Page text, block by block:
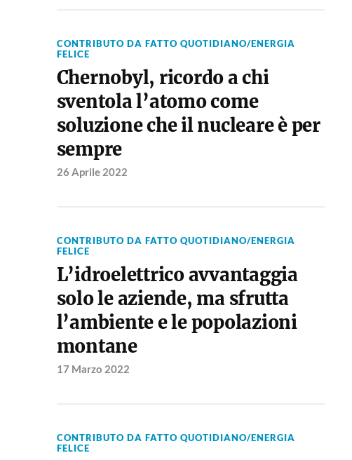
CONTRIBUTO DA FATTO QUOTIDIANO/ENERGIA
FELICE
Chernobyl, ricordo a chi
sventola l’atomo come
soluzione che il nucleare è per
sempre
26 Aprile 2022
CONTRIBUTO DA FATTO QUOTIDIANO/ENERGIA
FELICE
L’idroelettrico avvantaggia
solo le aziende, ma sfrutta
l’ambiente e le popolazioni
montane
17 Marzo 2022
CONTRIBUTO DA FATTO QUOTIDIANO/ENERGIA
FELICE